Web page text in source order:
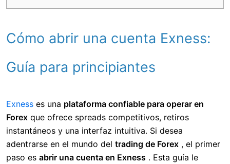
Cómo abrir una cuenta Exness:
Guía para principiantes
Exness es una plataforma confiable para operar en
Forex que ofrece spreads competitivos, retiros
instantáneos y una interfaz intuitiva. Si desea
adentrarse en el mundo del trading de Forex , el primer
paso es abrir una cuenta en Exness . Esta guía le